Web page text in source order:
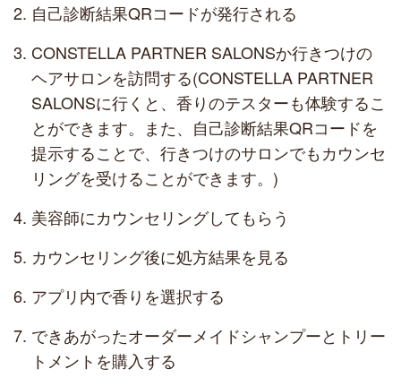
自己診断結果QRコードが発行される
CONSTELLA PARTNER SALONSか行きつけの
ヘアサロンを訪問する(CONSTELLA PARTNER
SALONSに行くと、香りのテスターも体験するこ
とができます。また、自己診断結果QRコードを
提示することで、行きつけのサロンでもカウンセ
リングを受けることができます。)
美容師にカウンセリングしてもらう
カウンセリング後に処方結果を見る
アプリ内で香りを選択する
できあがったオーダーメイドシャンプーとトリー
トメントを購入する